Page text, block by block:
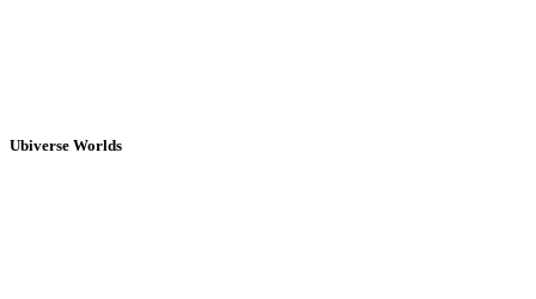
Ubiverse Worlds